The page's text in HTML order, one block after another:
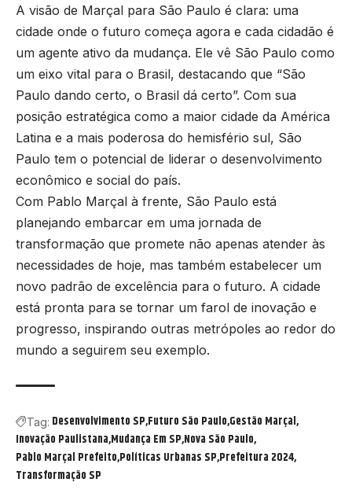
A visão de Marçal para São Paulo é clara: uma
cidade onde o futuro começa agora e cada cidadão é
um agente ativo da mudança. Ele vê São Paulo como
um eixo vital para o Brasil, destacando que “São
Paulo dando certo, o Brasil dá certo”. Com sua
posição estratégica como a maior cidade da América
Latina e a mais poderosa do hemisfério sul, São
Paulo tem o potencial de liderar o desenvolvimento
econômico e social do país.
Com Pablo Marçal à frente, São Paulo está
planejando embarcar em uma jornada de
transformação que promete não apenas atender às
necessidades de hoje, mas também estabelecer um
novo padrão de excelência para o futuro. A cidade
está pronta para se tornar um farol de inovação e
progresso, inspirando outras metrópoles ao redor do
mundo a seguirem seu exemplo.
Tag: Desenvolvimento SP Futuro São Paulo Gestão Marçal
Inovação Paulistana Mudança Em SP Nova São Paulo
Pablo Marçal Prefeito Políticas Urbanas SP Prefeitura 2024
Transformação SP